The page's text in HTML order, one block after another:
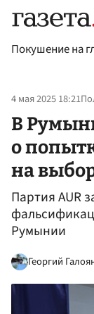
Покушение на
4 мая 2025 18:21
В
о
на
Партия AUR
Румынии
Георгий